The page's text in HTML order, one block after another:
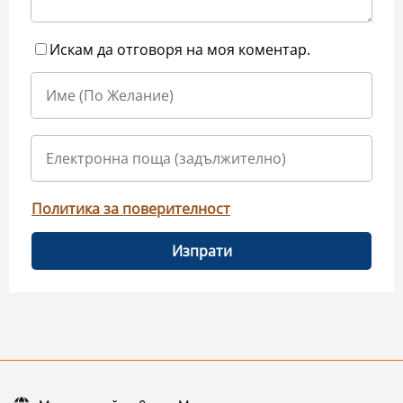
Искам да отговоря на моя коментар.
Политика за поверителност
Изпрати